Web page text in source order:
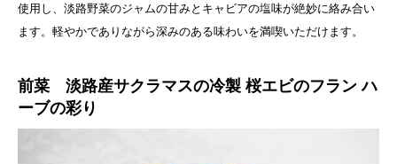
使用し、淡路野菜のジャムの甘みとキャビアの塩味が絶妙に絡み合い
ます。軽やかでありながら深みのある味わいを満喫いただけます。
前菜 淡路産サクラマスの冷製 桜エビのフラン ハ
ーブの彩り